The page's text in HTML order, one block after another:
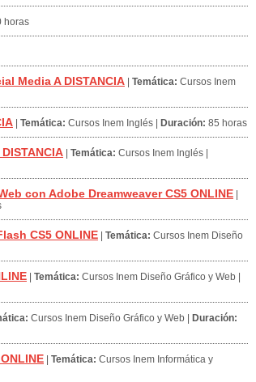
horas
Media A DISTANCIA Temática: Cursos Inem
Temática: Cursos Inem Inglés Duración: 85 horas
Temática: Cursos Inem Inglés
con Adobe Dreamweaver CS5 ONLINE
CS5 ONLINE Temática: Cursos Inem Diseño
Temática: Cursos Inem Diseño Gráfico y Web
Cursos Inem Diseño Gráfico y Web
Duración:
Temática: Cursos Inem Informática y